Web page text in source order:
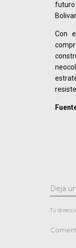
Con
Deja
Tu